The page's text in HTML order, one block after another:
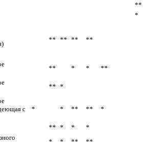
**
*
** ** **
**
** * *
**
** *
с
* * ** ** *
** * *
*
* * **
**